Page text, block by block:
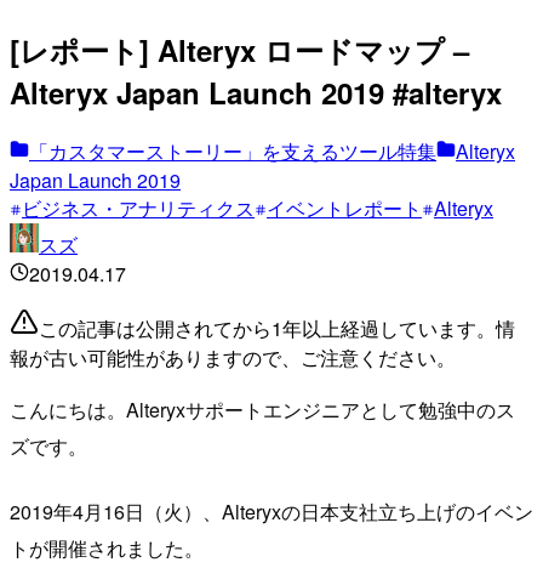
[レポート] Alteryx ロードマップ –
Alteryx Japan Launch 2019 #alteryx
「カスタマーストーリー」を支えるツール特集
Alteryx
Japan Launch 2019
ビジネス・アナリティクス イベントレポート
Alteryx
スズ
2019.04.17
この記事は公開されてから1年以上経過しています。情
報が古い可能性がありますので、ご注意ください。
こんにちは。Alteryxサポートエンジニアとして勉強中のス
ズです。
2019年4月16日（火）、Alteryxの日本支社立ち上げのイベン
トが開催されました。